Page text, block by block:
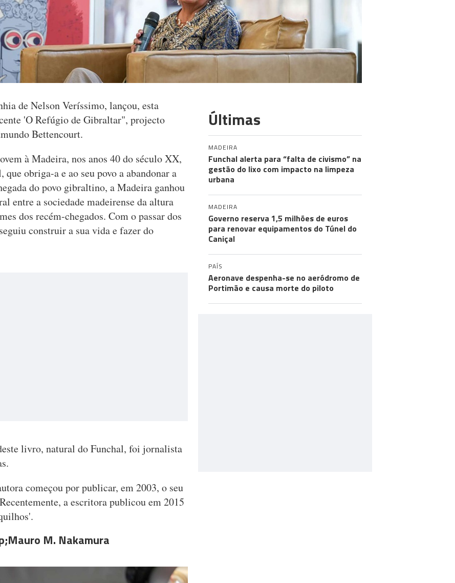
de Nelson Veríssimo, lançou, esta
'O Refúgio de Gibraltar", projecto
Bettencourt.
à Madeira, nos anos 40 do século XX,
obriga-a e ao seu povo a abandonar a
do povo gibraltino, a Madeira ganhou
entre a sociedade madeirense da altura
dos recém-chegados. Com o passar dos
construir a sua vida e fazer do
livro, natural do Funchal, foi jornalista
começou por publicar, em 2003, o seu
a escritora publicou em 2015
M. Nakamura
Últimas
MADEIRA
Funchal alerta para “falta de civismo” na
gestão do lixo com impacto na limpeza
urbana
MADEIRA
Governo reserva 1,5 milhões de euros
para renovar equipamentos do Túnel do
Caniçal
PAÍS
Aeronave despenha-se no aeródromo de
Portimão e causa morte do piloto